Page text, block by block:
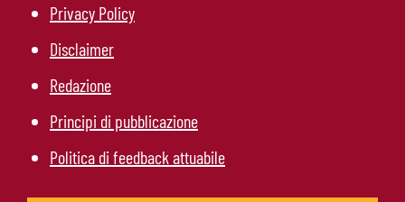
Privacy Policy
Disclaimer
Redazione
Principi di pubblicazione
Politica di feedback attuabile